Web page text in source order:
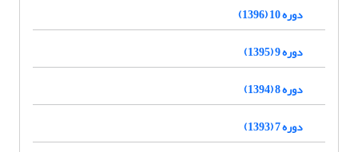
دوره 10 (1396)
دوره 9 (1395)
دوره 8 (1394)
دوره 7 (1393)